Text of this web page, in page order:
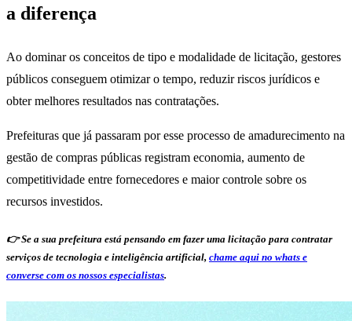
a diferença
Ao dominar os conceitos de tipo e modalidade de licitação, gestores
públicos conseguem otimizar o tempo, reduzir riscos jurídicos e
obter melhores resultados nas contratações.
Prefeituras que já passaram por esse processo de amadurecimento na
gestão de compras públicas registram economia, aumento de
competitividade entre fornecedores e maior controle sobre os
recursos investidos.
👉 Se a sua prefeitura está pensando em fazer uma licitação para contratar
serviços de tecnologia e inteligência artificial, chame aqui no whats e
converse com os nossos especialistas.